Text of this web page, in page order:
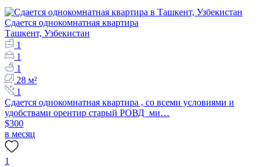
Сдается однокомнатная квартира
Ташкент, Узбекистан
1
1
1
28 м²
1
Сдается однокомнатная квартира , со всеми условиями и
удобствами орентир старый РОВД ми…
$300
в месяц
1